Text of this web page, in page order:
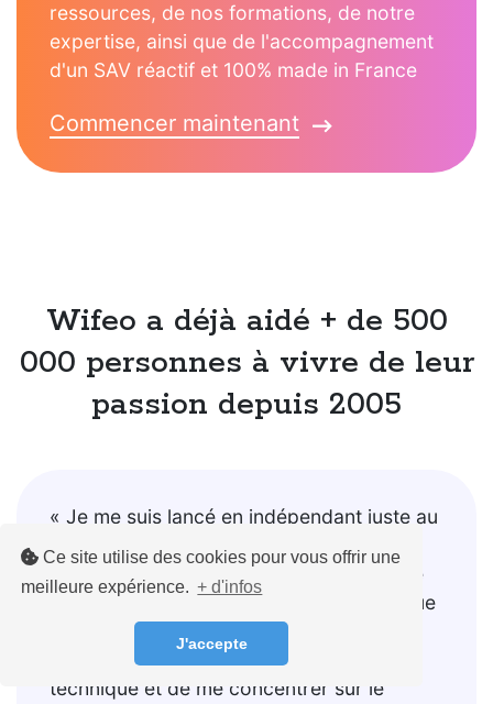
Ce site utilise des cookies pour vous offrir une
meilleure expérience. + d'infos
J'accepte
ressources, de nos formations, de notre
expertise, ainsi que de l'accompagnement
d'un SAV réactif et 100% made in France
Commencer maintenant
Wifeo a déjà aidé + de 500
000 personnes à vivre de leur
passion depuis 2005
« Je me suis lancé en indépendant juste au
moment du covid... Mauvais timing ! Je
suis donc naturellement allé vers la vente
de formations en ligne, et on peut dire que
j'ai bien fait ! Wifeo m'a permis de ne pas
me poser trop de questions sur la partie
technique et de me concentrer sur le